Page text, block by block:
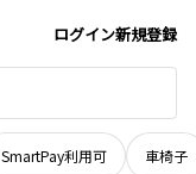
ログイン新規登録
SmartPay利用可 車椅子